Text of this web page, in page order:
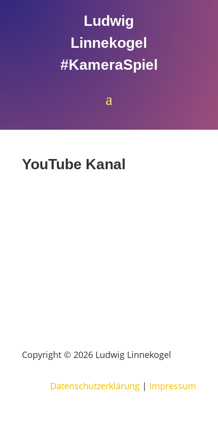
Ludwig
Linnekogel
#KameraSpiel
YouTube Kanal
Copyright © 2026 Ludwig Linnekogel
Datenschutzerklärung | Impressum